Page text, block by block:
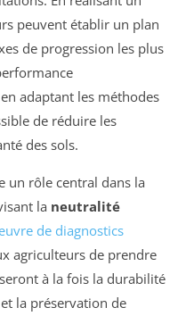
peuvent établir un plan
de progression les plus
adaptant les méthodes
de réduire les
des sols.
un rôle central dans la
la neutralité
de diagnostics
agriculteurs de prendre
à la fois la durabilité
la préservation de